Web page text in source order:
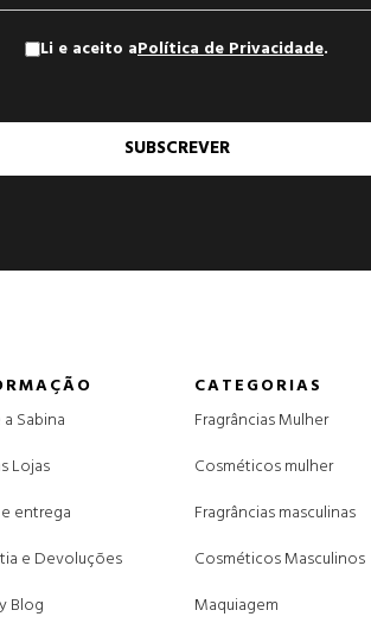
Li e aceito aPolítica de Privacidade.
SUBSCREVER
Sabina
Lojas
entrega
e Devoluções
Blog
CATEGORIAS
Fragrâncias Mulher
Cosméticos mulher
Fragrâncias masculinas
Cosméticos Masculinos
Maquiagem